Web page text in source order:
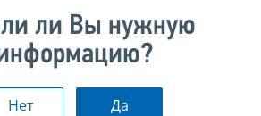
ли Вы нужную
Нет Да